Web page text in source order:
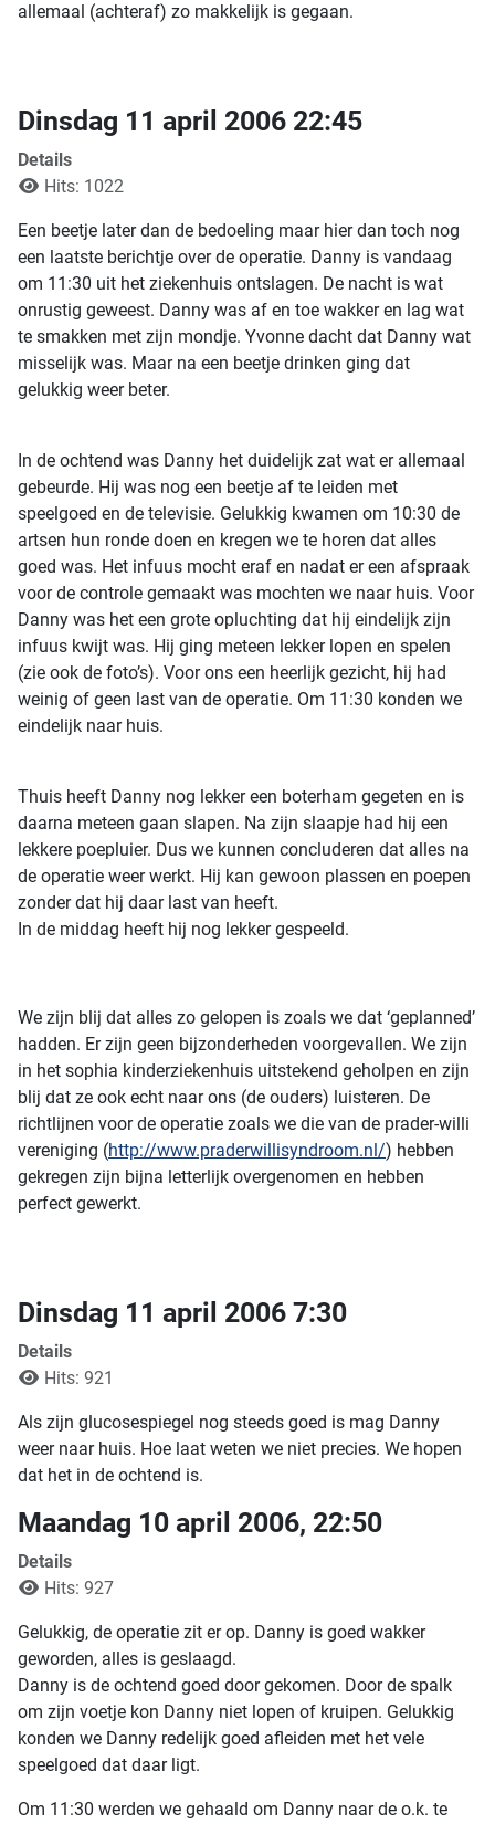
allemaal (achteraf) zo makkelijk is gegaan.
Dinsdag 11 april 2006 22:45
Details
Hits: 1022
Een beetje later dan de bedoeling maar hier dan toch nog
een laatste berichtje over de operatie. Danny is vandaag
om 11:30 uit het ziekenhuis ontslagen. De nacht is wat
onrustig geweest. Danny was af en toe wakker en lag wat
te smakken met zijn mondje. Yvonne dacht dat Danny wat
misselijk was. Maar na een beetje drinken ging dat
gelukkig weer beter.
In de ochtend was Danny het duidelijk zat wat er allemaal
gebeurde. Hij was nog een beetje af te leiden met
speelgoed en de televisie. Gelukkig kwamen om 10:30 de
artsen hun ronde doen en kregen we te horen dat alles
goed was. Het infuus mocht eraf en nadat er een afspraak
voor de controle gemaakt was mochten we naar huis. Voor
Danny was het een grote opluchting dat hij eindelijk zijn
infuus kwijt was. Hij ging meteen lekker lopen en spelen
(zie ook de foto’s). Voor ons een heerlijk gezicht, hij had
weinig of geen last van de operatie. Om 11:30 konden we
eindelijk naar huis.
Thuis heeft Danny nog lekker een boterham gegeten en is
daarna meteen gaan slapen. Na zijn slaapje had hij een
lekkere poepluier. Dus we kunnen concluderen dat alles na
de operatie weer werkt. Hij kan gewoon plassen en poepen
zonder dat hij daar last van heeft.
In de middag heeft hij nog lekker gespeeld.
We zijn blij dat alles zo gelopen is zoals we dat ‘geplanned’
hadden. Er zijn geen bijzonderheden voorgevallen. We zijn
in het sophia kinderziekenhuis uitstekend geholpen en zijn
blij dat ze ook echt naar ons (de ouders) luisteren. De
richtlijnen voor de operatie zoals we die van de prader-willi
vereniging (http://www.praderwillisyndroom.nl/) hebben
gekregen zijn bijna letterlijk overgenomen en hebben
perfect gewerkt.
Dinsdag 11 april 2006 7:30
Details
Hits: 921
Als zijn glucosespiegel nog steeds goed is mag Danny
weer naar huis. Hoe laat weten we niet precies. We hopen
dat het in de ochtend is.
Maandag 10 april 2006, 22:50
Details
Hits: 927
Gelukkig, de operatie zit er op. Danny is goed wakker
geworden, alles is geslaagd.
Danny is de ochtend goed door gekomen. Door de spalk
om zijn voetje kon Danny niet lopen of kruipen. Gelukkig
konden we Danny redelijk goed afleiden met het vele
speelgoed dat daar ligt.
Om 11:30 werden we gehaald om Danny naar de o.k. te